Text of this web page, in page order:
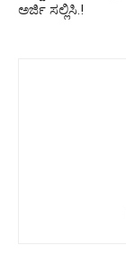
ಅರ್ಜಿ ಸಲ್ಲಿಸಿ.!